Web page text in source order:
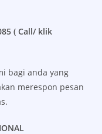
( Call/ klik
bagi anda yang
merespon pesan